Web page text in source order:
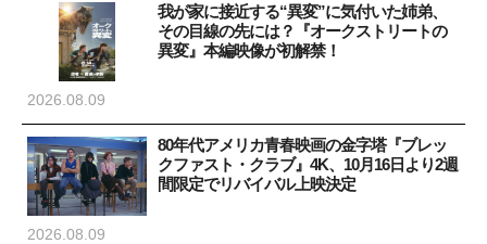
我が家に接近する“異変”に気付いた姉弟、
その目線の先には？『オークストリートの
異変』本編映像が初解禁！
2026.08.09
80年代アメリカ青春映画の金字塔『ブレッ
クファスト・クラブ』4K、10月16日より2週
間限定でリバイバル上映決定
2026.08.09